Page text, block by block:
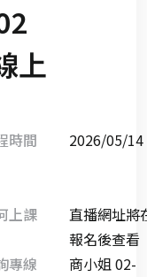
上
時間 2026/05/14
上課
直播網址將
報名後查看
專線
商小姐 02-